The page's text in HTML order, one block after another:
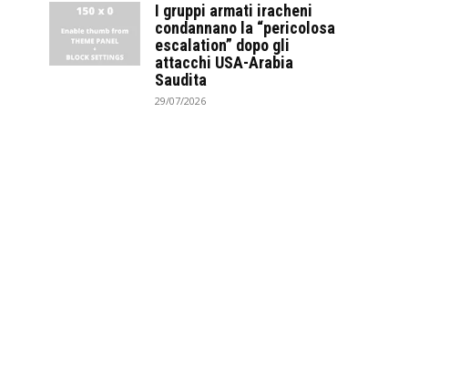
I gruppi armati iracheni
condannano la “pericolosa
escalation” dopo gli
attacchi USA-Arabia
Saudita
29/07/2026